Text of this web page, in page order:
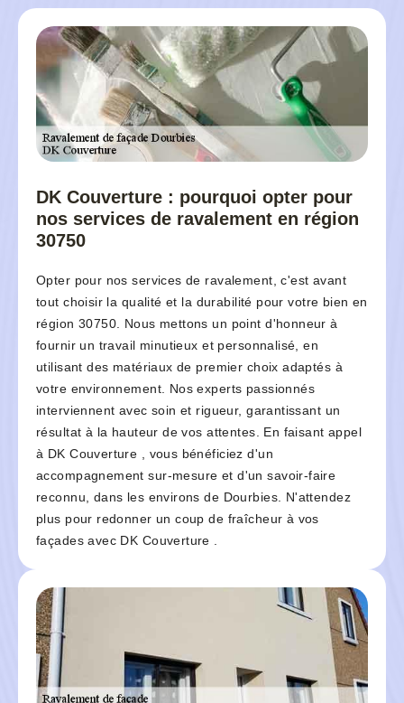
DK Couverture : pourquoi opter pour
nos services de ravalement en région
30750
Opter pour nos services de ravalement, c'est avant
tout choisir la qualité et la durabilité pour votre bien en
région 30750. Nous mettons un point d'honneur à
fournir un travail minutieux et personnalisé, en
utilisant des matériaux de premier choix adaptés à
votre environnement. Nos experts passionnés
interviennent avec soin et rigueur, garantissant un
résultat à la hauteur de vos attentes. En faisant appel
à DK Couverture , vous bénéficiez d'un
accompagnement sur-mesure et d'un savoir-faire
reconnu, dans les environs de Dourbies. N'attendez
plus pour redonner un coup de fraîcheur à vos
façades avec DK Couverture .